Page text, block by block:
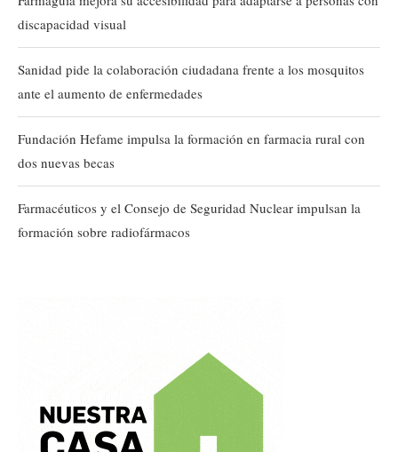
discapacidad visual
Sanidad pide la colaboración ciudadana frente a los mosquitos
ante el aumento de enfermedades
Fundación Hefame impulsa la formación en farmacia rural con
dos nuevas becas
Farmacéuticos y el Consejo de Seguridad Nuclear impulsan la
formación sobre radiofármacos